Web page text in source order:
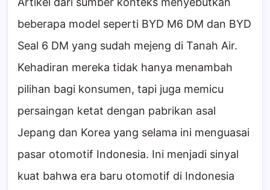
beberapa model seperti BYD M6 DM dan BYD
Seal 6 DM yang sudah mejeng di Tanah Air.
Kehadiran mereka tidak hanya menambah
pilihan bagi konsumen, tapi juga memicu
persaingan ketat dengan pabrikan asal
Jepang dan Korea yang selama ini menguasai
pasar otomotif Indonesia. Ini menjadi sinyal
kuat bahwa era baru otomotif di Indonesia